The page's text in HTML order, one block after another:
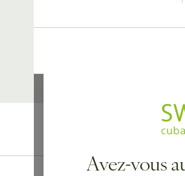
Avez-vous
Livraison internationale